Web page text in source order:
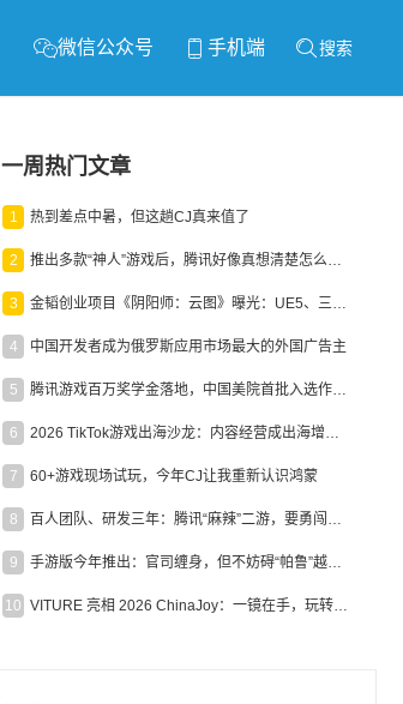
微信公众号 手机端 搜索
一周热门文章
1 热到差点中暑，但这趟CJ真来值了
2 推出多款“神人”游戏后，腾讯好像真想清楚怎么做二次元了
3 金韬创业项目《阴阳师：云图》曝光：UE5、三端互通、ARPG
4 中国开发者成为俄罗斯应用市场最大的外国广告主
5 腾讯游戏百万奖学金落地，中国美院首批入选作品获业内关注
6 2026 TikTok游戏出海沙龙：内容经营成出海增长新引擎
7 60+游戏现场试玩，今年CJ让我重新认识鸿蒙
8 百人团队、研发三年：腾讯“麻辣”二游，要勇闯男性恋爱市场
9 手游版今年推出：官司缠身，但不妨碍“帕鲁”越来越火
10 VITURE 亮相 2026 ChinaJoy：一镜在手，玩转全场！